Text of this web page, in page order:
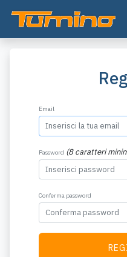
Email
Password (8 caratteri
Conferma password